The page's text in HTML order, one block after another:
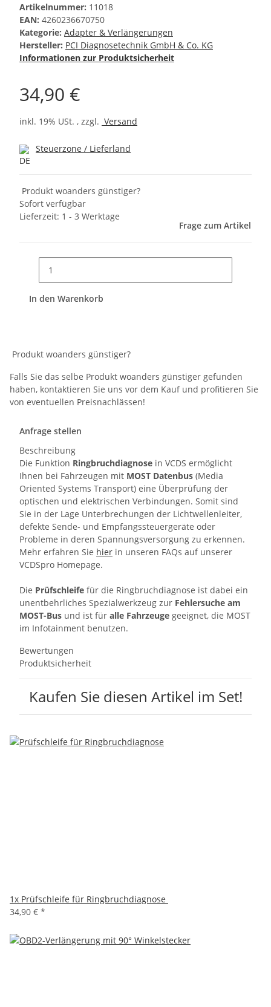
Artikelnummer: 11018
EAN: 4260236670750
Kategorie: Adapter & Verlängerungen
Hersteller: PCI Diagnosetechnik GmbH & Co. KG
Informationen zur Produktsicherheit
34,90 €
inkl. 19% USt. , zzgl. Versand
Steuerzone / Lieferland
Produkt woanders günstiger?
Sofort verfügbar
Lieferzeit: 1 - 3 Werktage
Frage zum Artikel
In den Warenkorb
Produkt woanders günstiger?
Falls Sie das selbe Produkt woanders günstiger gefunden
haben, kontaktieren Sie uns vor dem Kauf und profitieren Sie
von eventuellen Preisnachlässen!
Anfrage stellen
Beschreibung
Die Funktion Ringbruchdiagnose in VCDS ermöglicht
Ihnen bei Fahrzeugen mit MOST Datenbus (Media
Oriented Systems Transport) eine Überprüfung der
optischen und elektrischen Verbindungen. Somit sind
Sie in der Lage Unterbrechungen der Lichtwellenleiter,
defekte Sende- und Empfangssteuergeräte oder
Probleme in deren Spannungsversorgung zu erkennen.
Mehr erfahren Sie hier in unseren FAQs auf unserer
VCDSpro Homepage.
Die Prüfschleife für die Ringbruchdiagnose ist dabei ein
unentbehrliches Spezialwerkzeug zur Fehlersuche am
MOST-Bus und ist für alle Fahrzeuge geeignet, die MOST
im Infotainment benutzen.
Bewertungen
Produktsicherheit
Kaufen Sie diesen Artikel im Set!
1x Prüfschleife für Ringbruchdiagnose
34,90 € *